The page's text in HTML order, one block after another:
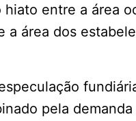
entre a área
a área dos
pela